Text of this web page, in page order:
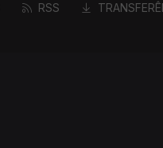
RSS